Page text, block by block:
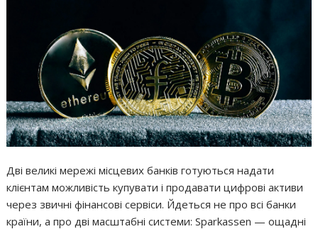
Дві великі мережі місцевих банків готуються надати
клієнтам можливість купувати і продавати цифрові активи
через звичні фінансові сервіси. Йдеться не про всі банки
країни, а про дві масштабні системи: Sparkassen — ощадні